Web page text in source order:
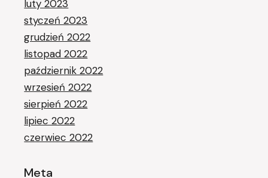
luty 2023
styczeń 2023
grudzień 2022
listopad 2022
październik 2022
wrzesień 2022
sierpień 2022
lipiec 2022
czerwiec 2022
Meta